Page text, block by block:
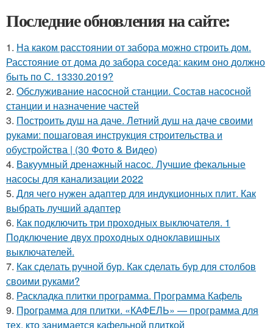
Последние обновления на сайте:
1. На каком расстоянии от забора можно строить дом.
Расстояние от дома до забора соседа: каким оно должно
быть по С. 13330.2019?
2. Обслуживание насосной станции. Состав насосной
станции и назначение частей
3. Построить душ на даче. Летний душ на даче своими
руками: пошаговая инструкция строительства и
обустройства | (30 Фото & Видео)
4. Вакуумный дренажный насос. Лучшие фекальные
насосы для канализации 2022
5. Для чего нужен адаптер для индукционных плит. Как
выбрать лучший адаптер
6. Как подключить три проходных выключателя. 1
Подключение двух проходных одноклавишных
выключателей.
7. Как сделать ручной бур. Как сделать бур для столбов
своими руками?
8. Раскладка плитки программа. Программа Кафель
9. Программа для плитки. «КАФЕЛЬ» — программа для
тех, кто занимается кафельной плиткой